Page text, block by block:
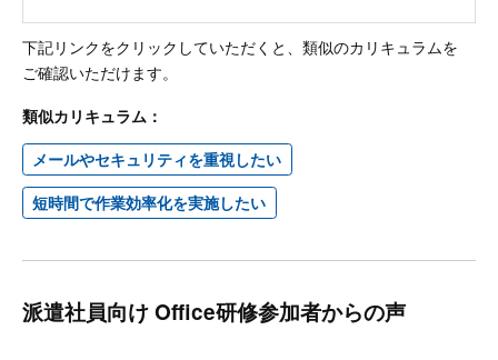
下記リンクをクリックしていただくと、類似のカリキュラムを
ご確認いただけます。
類似カリキュラム：
メールやセキュリティを重視したい
短時間で作業効率化を実施したい
派遣社員向け Office研修参加者からの声